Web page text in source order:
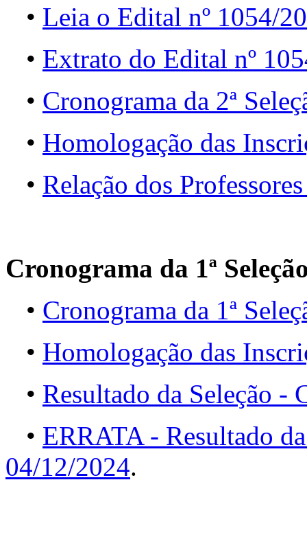
• Leia o Edital nº 1054/
• Extrato do Edital nº
• Cronograma da 2ª
• Homologação das
• Relação dos
Cronograma da 1ª
• Cronograma da 1ª
• Homologação das
• Resultado da Seleção -
• ERRATA - Resultado
04/12/2024.